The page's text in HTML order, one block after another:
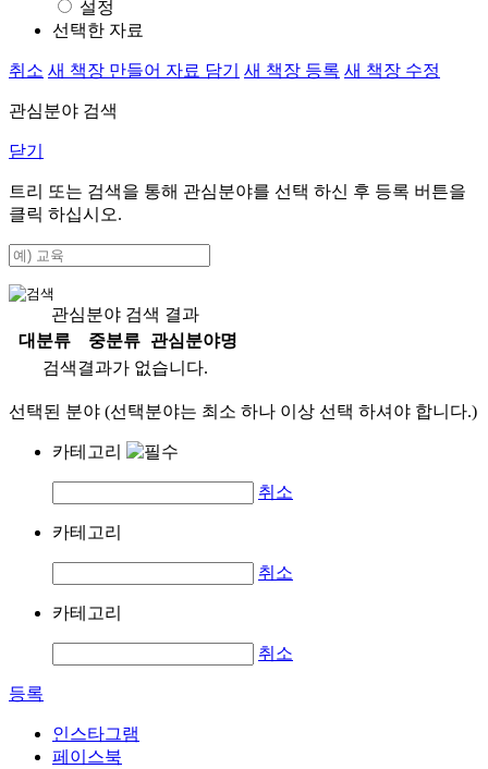
설정
선택한 자료
취소 새 책장 만들어 자료 담기 새 책장 등록 새 책장 수정
관심분야 검색
닫기
트리 또는 검색을 통해 관심분야를 선택 하신 후 등록 버튼을
클릭 하십시오.
관심분야 검색 결과
대분류
중분류
관심분야명
검색결과가 없습니다.
선택된 분야 (선택분야는 최소 하나 이상 선택 하셔야 합니다.)
카테고리
취소
카테고리
취소
카테고리
취소
등록
인스타그램
페이스북